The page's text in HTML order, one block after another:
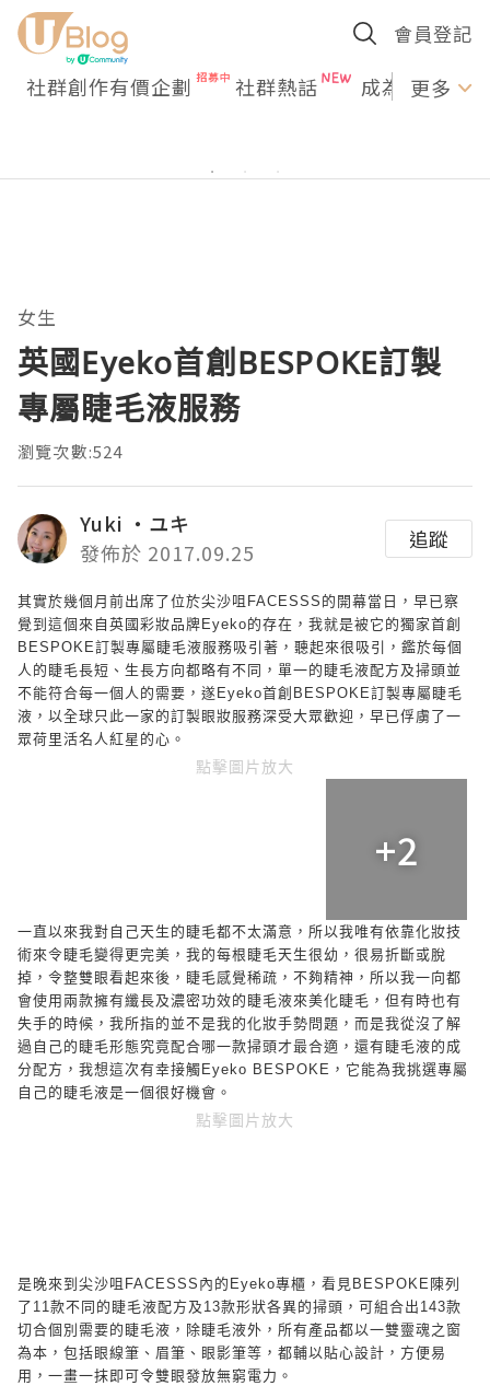
會員登記
社群創作有價企劃 社群熱話 成為U更多
女生
英國Eyeko首創BESPOKE訂製
專屬睫毛液服務
瀏覽次數:524
Yuki ‧ユキ
發佈於 2017.09.25
追蹤
其實於幾個月前出席了位於尖沙咀 FACESSS 的開幕當日，早已察
覺到這個來自英國彩妝品牌 Eyeko的存在，我就是被它的獨家首創
BESPOKE訂製專屬睫毛液服務吸引著，聽起來很吸引，鑑於每個
人的睫毛長短、生長方向都略有不同，單一的睫毛液配方及掃頭並
不能符合每一個人的需要，遂 Eyeko首創 BESPOKE訂製專屬睫毛
液，以全球只此一家的訂製眼妝服務深受大眾歡迎，早已俘虜了一
眾荷里活名人紅星的心。
點擊圖片放大
+2
一直以來我對自己天生的睫毛都不太滿意，所以我唯有依靠化妝技
術來令睫毛變得更完美，我的每根睫毛天生很幼，很易折斷或脫
掉，令整雙眼看起來後，睫毛感覺稀疏，不夠精神，所以我一向都
會使用兩款擁有纖長及濃密功效的睫毛液來美化睫毛，但有時也有
失手的時候，我所指的並不是我的化妝手勢問題，而是我從沒了解
過自己的睫毛形態究竟配合哪一款掃頭才最合適，還有睫毛液的成
分配方，我想這次有幸接觸Eyeko BESPOKE ，它能為我挑選專屬
自己的睫毛液是一個很好機會。
點擊圖片放大
是晚來到尖沙咀 FACESSS 內的 Eyeko專櫃，看見 BESPOKE 陳列
了 11款不同的睫毛液配方及 13款形狀各異的掃頭，可組合出 143款
切合個別需要的睫毛液，除睫毛液外，所有產品都以一雙靈魂之窗
為本，包括眼線筆、眉筆、眼影筆等，都輔以貼心設計，方便易
用，一畫一抹即可令雙眼發放無窮電力。